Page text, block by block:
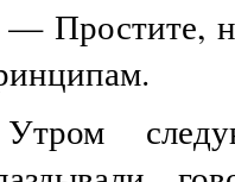
— Простите,
Утром